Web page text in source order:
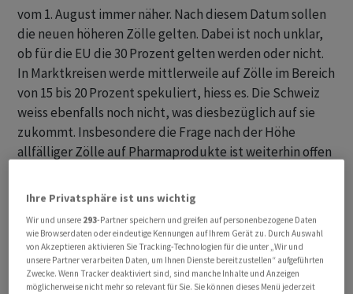
vom 1. August immer näher. Nach diesem Datum sollen
die neuen höheren Zölle gelten. Dabei ist noch unklar,
ob für die EU die 30 Prozent gelten werden oder nicht.
In Marktkreisen werde mittlerweile auf Zölle im Bereich
von 15 bis 20 Prozent spekuliert, hiess es. Die Schweiz
weiss ebenfalls noch nicht, was diesbezüglich auf sie
zukommt. Insbesondere die Frage nach der Höhe
allfälliger Zölle auf Pharmaprodukte ist weiterhin offen
Regierung mit ihren neuen Attacken auf
Unsicherheit aus.
Ihre Privatsphäre ist uns wichtig
Wir und unsere 293-Partner speichern und greifen auf personenbezogene Daten
wie Browserdaten oder eindeutige Kennungen auf Ihrem Gerät zu. Durch Auswahl
von Akzeptieren aktivieren Sie Tracking-Technologien für die unter „Wir und
unsere Partner verarbeiten Daten, um Ihnen Dienste bereitzustellen“ aufgeführten
Zwecke. Wenn Tracker deaktiviert sind, sind manche Inhalte und Anzeigen
möglicherweise nicht mehr so relevant für Sie. Sie können dieses Menü jederzeit